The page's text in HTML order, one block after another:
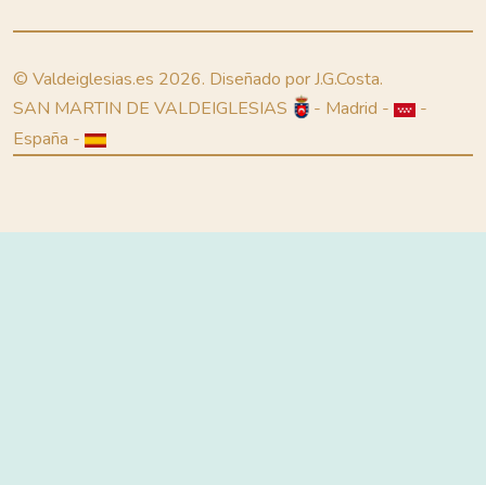
© Valdeiglesias.es 2026. Diseñado por J.G.Costa.
SAN MARTIN DE VALDEIGLESIAS
- Madrid -
-
España -